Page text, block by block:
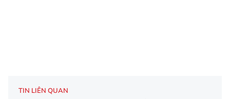
TIN LIÊN QUAN